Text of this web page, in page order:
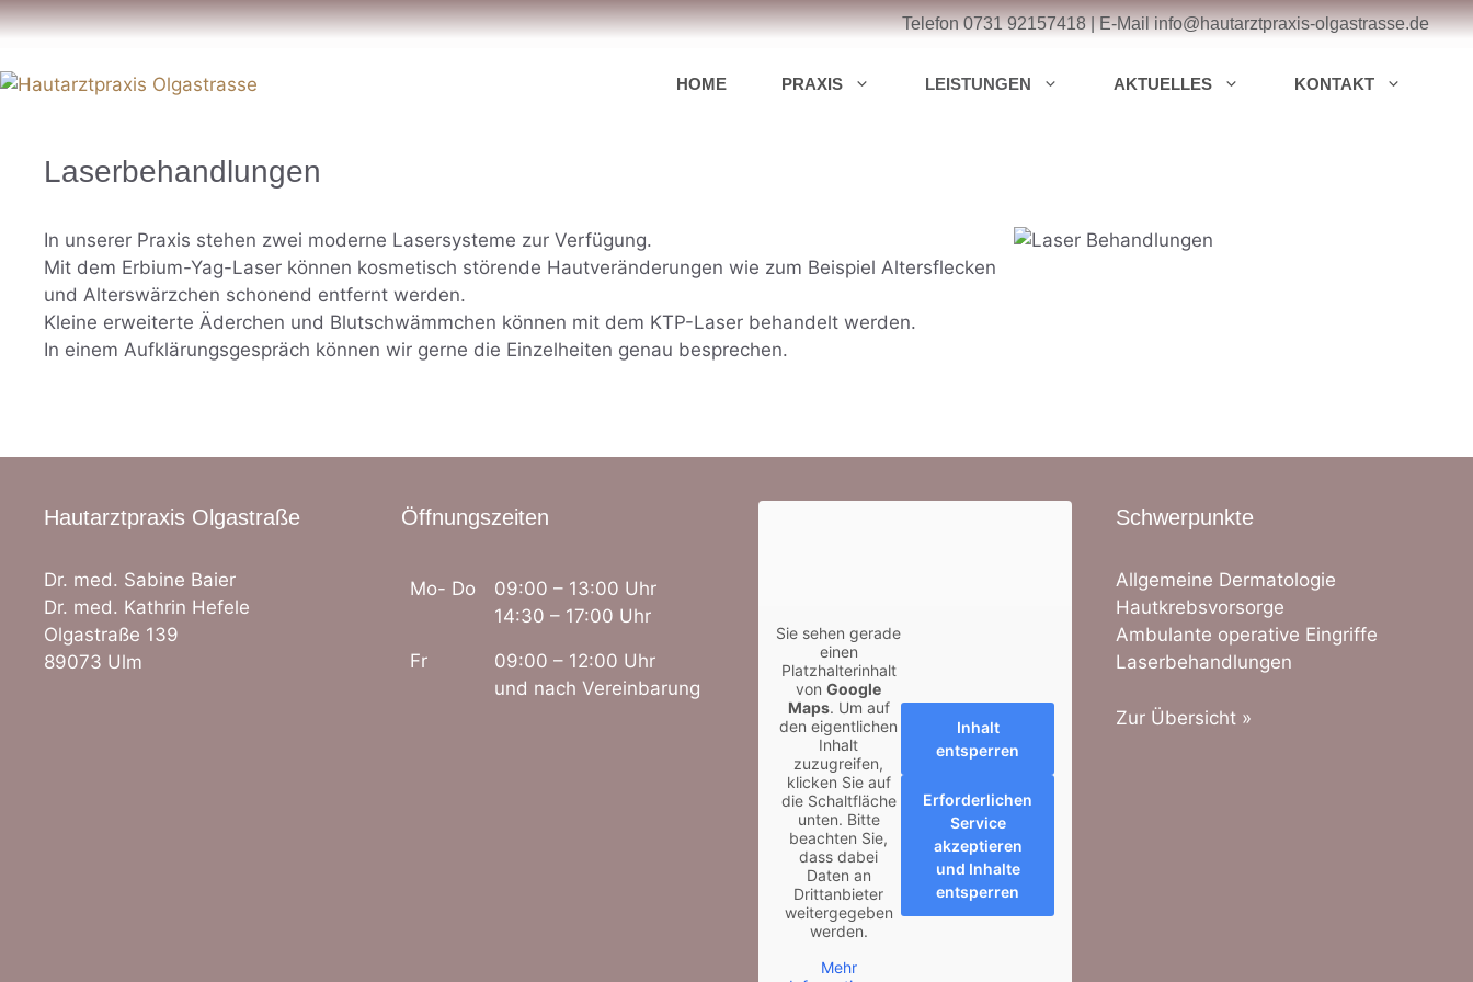
Zum
springen
Telefon0731 92157418| E-Mailinfo@hautarztpraxis-olgastrasse.de
HOME PRAXIS LEISTUNGEN AKTUELLES KONTAKT
Laserbehandlungen
In unserer Praxis stehen zwei moderne Lasersysteme zur Verfügung.
Mit dem Erbium-Yag-Laser können kosmetisch störende Hautveränderungen wie zum Beispiel Altersflecken
und Alterswärzchen schonend entfernt werden.
Kleine erweiterte Äderchen und Blutschwämmchen können mit dem KTP-Laser behandelt werden.
In einem Aufklärungsgespräch können wir gerne die Einzelheiten genau besprechen.
Hautarztpraxis Olgastraße
Dr. med. Sabine Baier
Dr. med. Kathrin Hefele
Olgastraße 139
89073 Ulm
Öffnungszeiten
Mo- Do
09:00 – 13:00 Uhr
14:30 – 17:00 Uhr
Fr
09:00 – 12:00 Uhr
und nach Vereinbarung
Sie sehen gerade
einen
Platzhalterinhalt
von Google
Maps. Um auf
den eigentlichen
Inhalt
zuzugreifen,
klicken Sie auf
die Schaltfläche
unten. Bitte
beachten Sie,
dass dabei
Daten an
Drittanbieter
weitergegeben
werden.
Mehr
Inhalt
entsperren
Erforderlichen
Service
akzeptieren
und Inhalte
entsperren
Schwerpunkte
Allgemeine Dermatologie
Hautkrebsvorsorge
Ambulante operative Eingriffe
Laserbehandlungen
Zur Übersicht »